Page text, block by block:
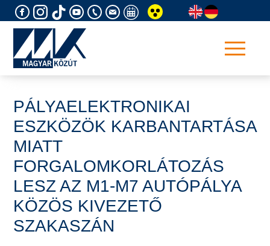
to
PÁLYAELEKTRONIKAI
ESZKÖZÖK KARBANTARTÁSA
MIATT
FORGALOMKORLÁTOZÁS
LESZ AZ M1-M7 AUTÓPÁLYA
KÖZÖS KIVEZETŐ
SZAKASZÁN